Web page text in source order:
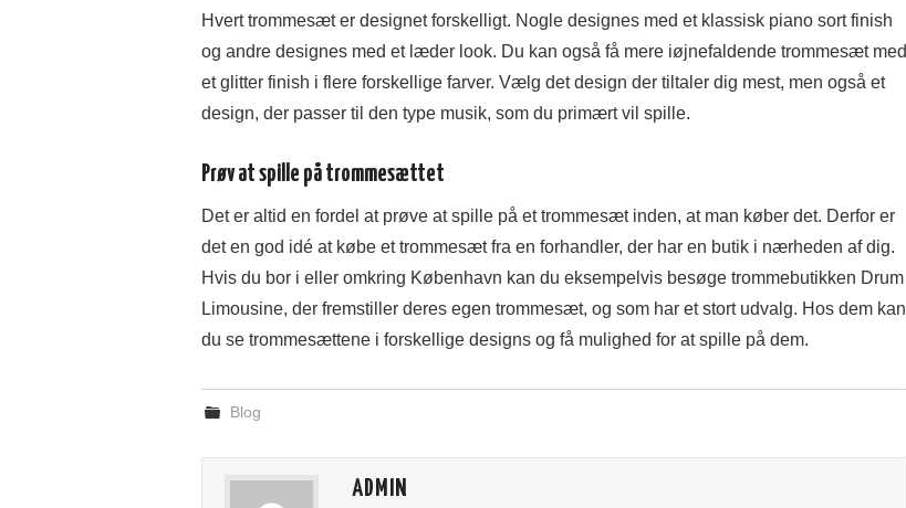
Hvert trommesæt er designet forskelligt. Nogle designes med et klassisk piano sort finish
og andre designes med et læder look. Du kan også få mere iøjnefaldende trommesæt med
et glitter finish i flere forskellige farver. Vælg det design der tiltaler dig mest, men også et
design, der passer til den type musik, som du primært vil spille.
Prøv at spille på trommesættet
Det er altid en fordel at prøve at spille på et trommesæt inden, at man køber det. Derfor er
det en god idé at købe et trommesæt fra en forhandler, der har en butik i nærheden af dig.
Hvis du bor i eller omkring København kan du eksempelvis besøge trommebutikken Drum
Limousine, der fremstiller deres egen trommesæt, og som har et stort udvalg. Hos dem kan
du se trommesættene i forskellige designs og få mulighed for at spille på dem.
Blog
ADMIN